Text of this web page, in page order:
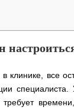
клинике, все